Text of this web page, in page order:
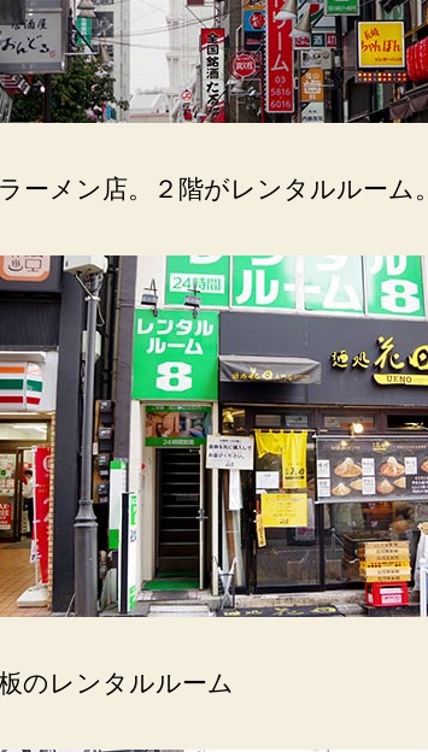
態。
へ
の
ーメン店。２階がレンタルルーム。
のレンタルルーム